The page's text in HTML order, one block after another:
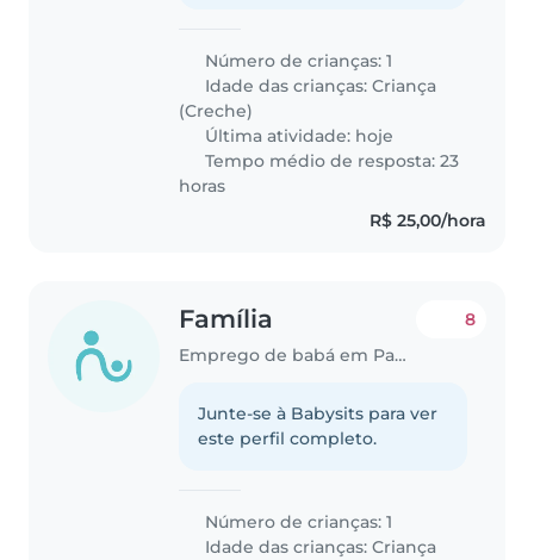
Número de crianças: 1
Idade das crianças:Criança
(Creche)
Última atividade: hoje
Tempo médio de resposta: 23
horas
R$ 25,00/hora
Família
Emprego de babá em Paulista
8
Junte-se à Babysits para ver
este perfil completo.
Número de crianças: 1
Idade das crianças:Criança